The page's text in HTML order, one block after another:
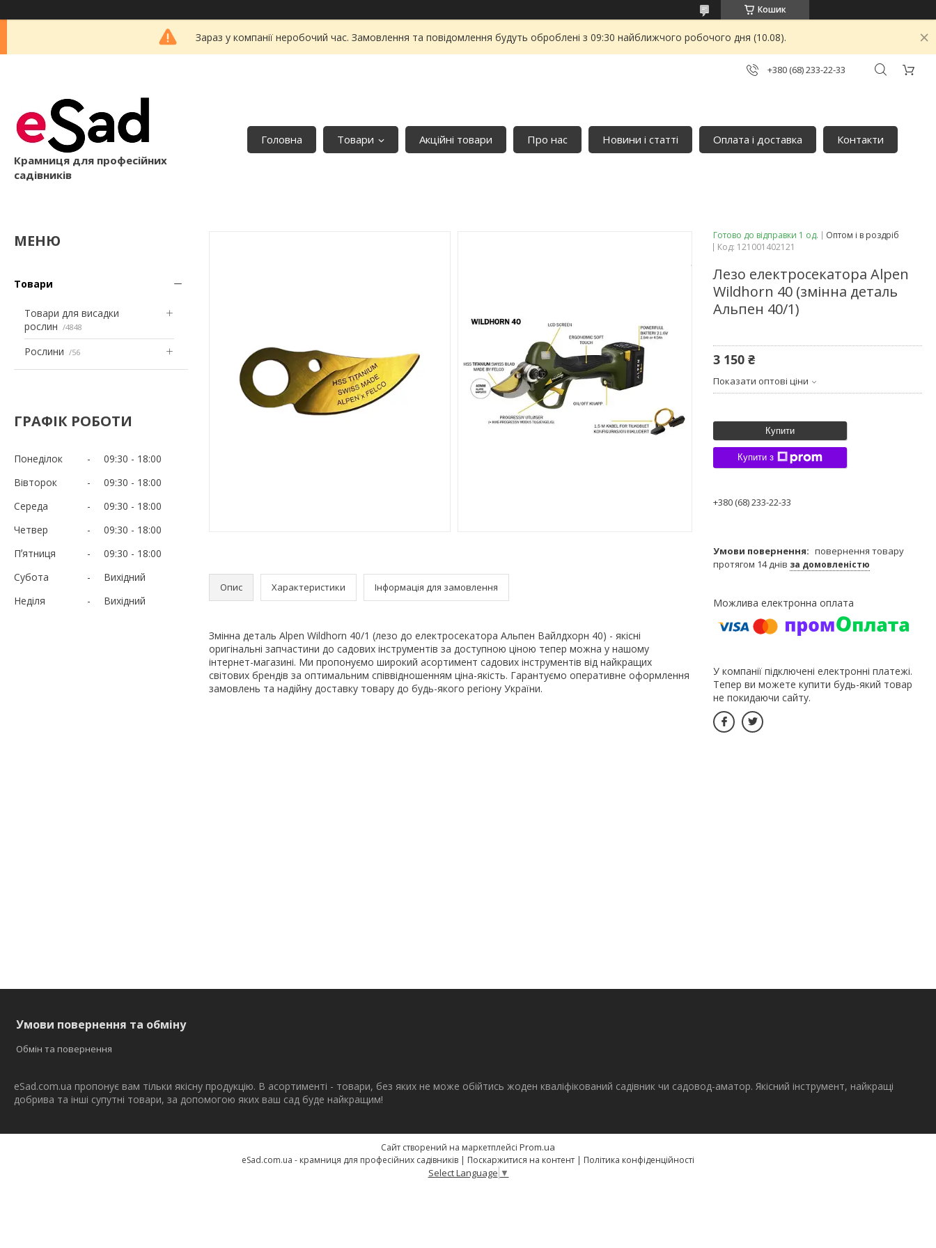
Кошик
Зараз у компанії неробочий час. Замовлення та повідомлення будуть оброблені з 09:30 найближчого робочого дня (10.08).
+380 (68) 233-22-33
Крамниця для професійних
садівників
Головна Товари Акційні товари Про нас Новини і статті Оплата і доставка Контакти
Товари
Товари для висадки
рослин
4848
Рослини 56
ГРАФІК РОБОТИ
Понеділок 09:30
18:00
Вівторок
09:30
18:00
Середа
09:30
18:00
Четвер
09:30
18:00
Пʼятниця
09:30
18:00
Субота
Вихідний
Неділя
Вихідний
Опис Характеристики Інформація для замовлення
Змінна деталь Alpen Wildhorn 40/1 (лезо до електросекатора Альпен Вайлдхорн 40) - якісні
оригінальні запчастини до садових інструментів за доступною ціною тепер можна у нашому
інтернет-магазині. Ми пропонуємо широкий асортимент садових інструментів від найкращих
світових брендів за оптимальним співвідношенням ціна-якість. Гарантуємо оперативне оформлення
замовлень та надійну доставку товару до будь-якого регіону України.
Готово до відправки 1 од.
Оптом і в роздріб
Код: 121001402121
Лезо електросекатора Alpen
Wildhorn 40 (змінна деталь
Альпен 40/1)
3 150 ₴
Показати оптові ціни
Купити
Купити з
+380 (68) 233-22-33
повернення товару
протягом 14 днів за домовленістю
У компанії підключені електронні платежі.
Тепер ви можете купити будь-який товар
не покидаючи сайту.
Умови повернення та обміну
Обмін та повернення
eSad.com.ua пропонує вам тільки якісну продукцію. В асортименті - товари, без яких не може обійтись жоден кваліфікований садівник чи садовод-аматор. Якісний інструмент, найкращі
добрива та інші супутні товари, за допомогою яких ваш сад буде найкращим!
Сайт створений на маркетплейсі Prom.ua
eSad.com.ua - крамниця для професійних садівників | Поскаржитися на контент | Політика конфіденційності
Select Language ▼